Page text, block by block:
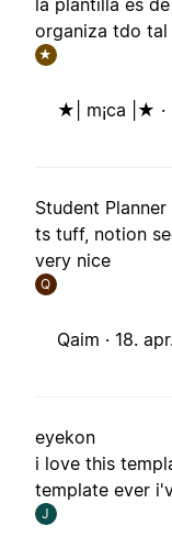
la plantilla es
organiza tdo tal
★
★| m¡ca |★ ·
Student Planner
ts tuff, notion
very nice
Q
Qaim · 18.
eyekon
i love this
template ever
J